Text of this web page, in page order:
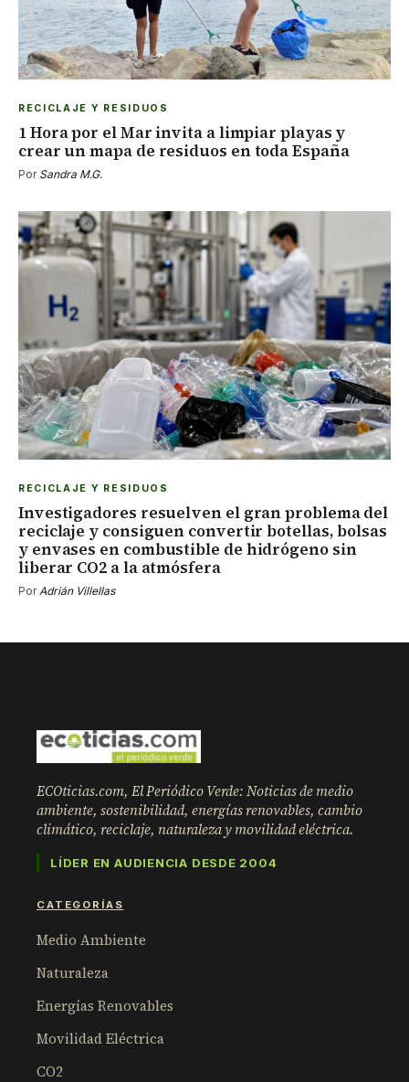
RECICLAJE Y RESIDUOS
1 Hora por el Mar invita a limpiar playas y
crear un mapa de residuos en toda España
Por Sandra M.G.
RECICLAJE Y RESIDUOS
Investigadores resuelven el gran problema del
reciclaje y consiguen convertir botellas, bolsas
y envases en combustible de hidrógeno sin
liberar CO2 a la atmósfera
Por Adrián Villellas
ECOticias.com, El Periódico Verde: Noticias de medio
ambiente, sostenibilidad, energías renovables, cambio
climático, reciclaje, naturaleza y movilidad eléctrica.
LÍDER EN AUDIENCIA DESDE 2004
CATEGORÍAS
Medio Ambiente
Naturaleza
Energías Renovables
Movilidad Eléctrica
CO2